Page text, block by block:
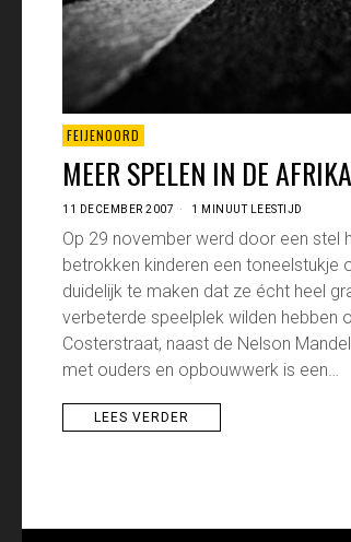
FEIJENOORD
MEER SPELEN IN DE
11 DECEMBER 2007 1 MINUUT LEESTIJD
Op 29 november werd door een stel
betrokken kinderen een toneelstukje
duidelijk te maken dat ze écht heel
verbeterde speelplek wilden hebben
Costerstraat, naast de Nelson
met ouders en opbouwwerk is een…
LEES VERDER